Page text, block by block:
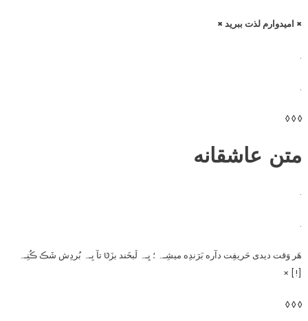
× امیدوارم لذت ببرید ×
.
.
◊ ◊ ◊
متن عاشقانه
.
.
هَر وَقت دیدی حَریفِت دآره بَرَندِه میشِـہ ؛ یِـہ لَبخَند بزَטּ تآ بِـہ بُردِش شَڪ ڪُنِـہ
[!] ×
◊ ◊ ◊